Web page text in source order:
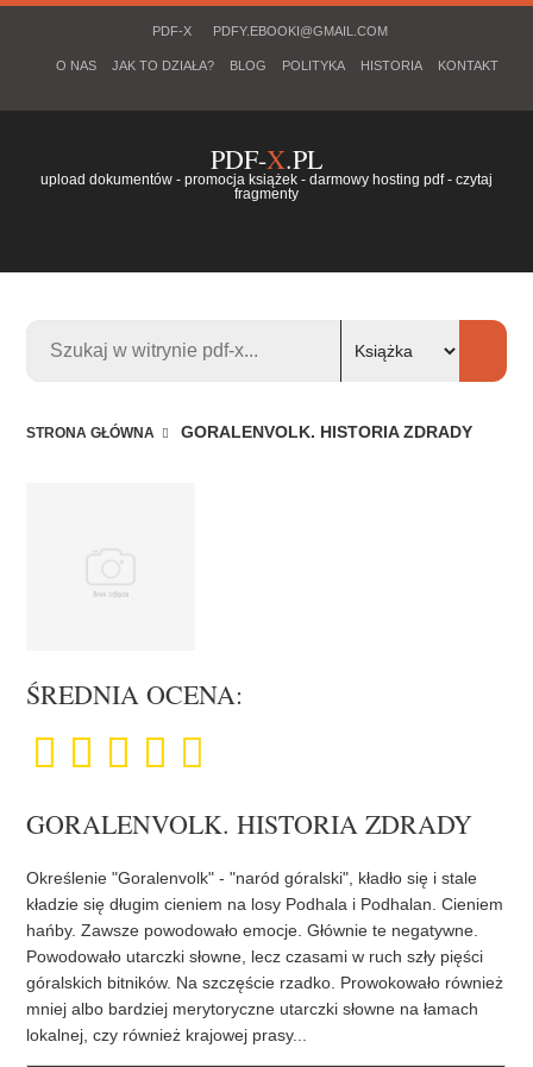
PDF-X PDFY.EBOOKI@GMAIL.COM
O NAS JAK TO DZIAŁA? BLOG POLITYKA HISTORIA KONTAKT
PDF-X.PL
upload dokumentów - promocja książek - darmowy hosting pdf - czytaj
fragmenty
STRONA GŁÓWNA GORALENVOLK. HISTORIA ZDRADY
ŚREDNIA OCENA:
GORALENVOLK. HISTORIA ZDRADY
Określenie "Goralenvolk" - "naród góralski", kładło się i stale
kładzie się długim cieniem na losy Podhala i Podhalan. Cieniem
hańby. Zawsze powodowało emocje. Głównie te negatywne.
Powodowało utarczki słowne, lecz czasami w ruch szły pięści
góralskich bitników. Na szczęście rzadko. Prowokowało również
mniej albo bardziej merytoryczne utarczki słowne na łamach
lokalnej, czy również krajowej prasy...